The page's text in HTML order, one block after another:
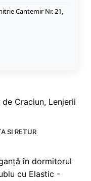
Cantemir Nr. 21,
Craciun, Lenjerii
SI RETUR
în dormitorul
cu Elastic -